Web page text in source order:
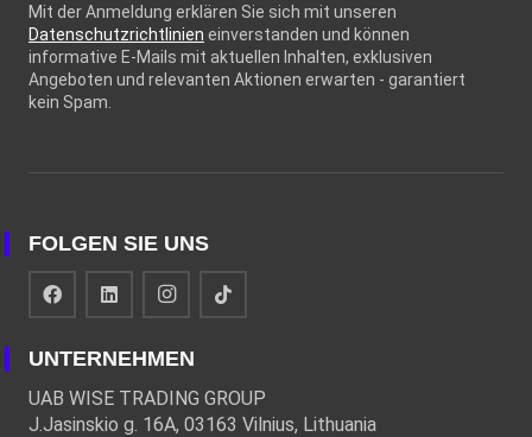
Mit der Anmeldung erklären Sie sich mit unseren
Datenschutzrichtlinien einverstanden und können
informative E-Mails mit aktuellen Inhalten, exklusiven
Angeboten und relevanten Aktionen erwarten - garantiert
kein Spam.
FOLGEN SIE UNS
UNTERNEHMEN
UAB WISE TRADING GROUP
J.Jasinskio g. 16A, 03163 Vilnius, Lithuania